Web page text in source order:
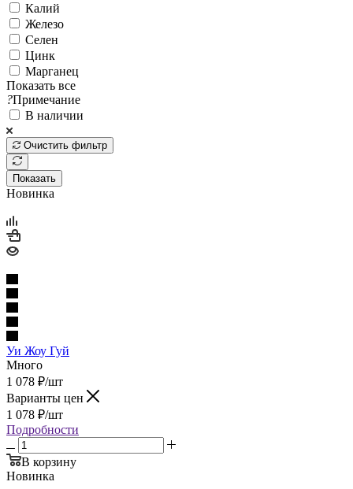
Калий
Железо
Селен
Цинк
Марганец
Показать все
?Примечание
В наличии
Очистить фильтр
Показать
Новинка
Уи Жоу Гуй
Много
1 078 ₽/шт
Варианты цен
1 078 ₽/шт
Подробности
В корзину
Новинка